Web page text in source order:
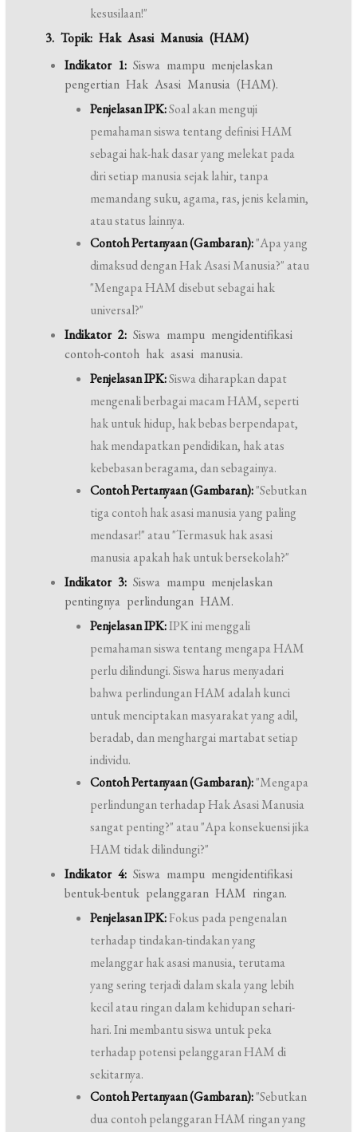
kesusilaan!"
3. Topik: Hak Asasi Manusia (HAM)
Indikator 1: Siswa mampu menjelaskan
pengertian Hak Asasi Manusia (HAM).
Penjelasan IPK:Soal akan menguji
pemahaman siswa tentang definisi HAM
sebagai hak-hak dasar yang melekat pada
diri setiap manusia sejak lahir, tanpa
memandang suku, agama, ras, jenis kelamin,
atau status lainnya.
Contoh Pertanyaan (Gambaran):"Apa yang
dimaksud dengan Hak Asasi Manusia?" atau
"Mengapa HAM disebut sebagai hak
universal?"
Indikator 2: Siswa mampu mengidentifikasi
contoh-contoh hak asasi manusia.
Penjelasan IPK:Siswa diharapkan dapat
mengenali berbagai macam HAM, seperti
hak untuk hidup, hak bebas berpendapat,
hak mendapatkan pendidikan, hak atas
kebebasan beragama, dan sebagainya.
Contoh Pertanyaan (Gambaran):"Sebutkan
tiga contoh hak asasi manusia yang paling
mendasar!" atau "Termasuk hak asasi
manusia apakah hak untuk bersekolah?"
Indikator 3: Siswa mampu menjelaskan
pentingnya perlindungan HAM.
Penjelasan IPK:IPK ini menggali
pemahaman siswa tentang mengapa HAM
perlu dilindungi. Siswa harus menyadari
bahwa perlindungan HAM adalah kunci
untuk menciptakan masyarakat yang adil,
beradab, dan menghargai martabat setiap
individu.
Contoh Pertanyaan (Gambaran):"Mengapa
perlindungan terhadap Hak Asasi Manusia
sangat penting?" atau "Apa konsekuensi jika
HAM tidak dilindungi?"
Indikator 4: Siswa mampu mengidentifikasi
bentuk-bentuk pelanggaran HAM ringan.
Penjelasan IPK:Fokus pada pengenalan
terhadap tindakan-tindakan yang
melanggar hak asasi manusia, terutama
yang sering terjadi dalam skala yang lebih
kecil atau ringan dalam kehidupan sehari-
hari. Ini membantu siswa untuk peka
terhadap potensi pelanggaran HAM di
sekitarnya.
Contoh Pertanyaan (Gambaran):"Sebutkan
dua contoh pelanggaran HAM ringan yang